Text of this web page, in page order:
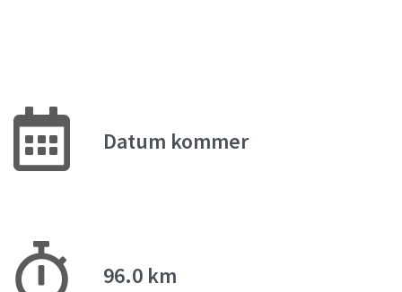
Datum kommer
96.0 km